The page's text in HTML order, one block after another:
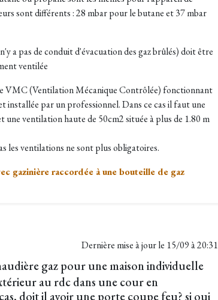
sont différents : 28 mbar pour le butane et 37 mbar
a pas de conduit d'évacuation des gaz brûlés) doit être
ventilée
VMC (Ventilation Mécanique Contrôlée) fonctionnant
installée par un professionnel. Dans ce cas il faut une
une ventilation haute de 50cm2 située à plus de 1.80 m
les ventilations ne sont plus obligatoires.
gazinière raccordée à une bouteille de gaz
Dernière mise à jour le 15/09 à 20:31
gaz pour une maison individuelle
au rdc dans une cour en
doit il avoir une porte coupe feu? si oui